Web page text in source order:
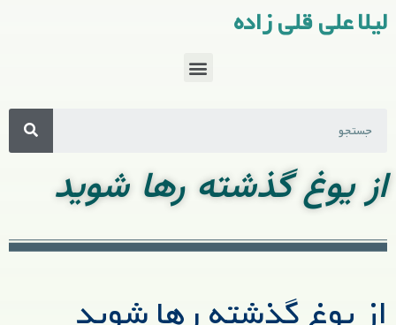
لیلا علی قلی زاده
از یوغ گذشته رها شوید
از یوغ گذشته رها شوید